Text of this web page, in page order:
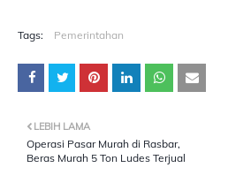
Tags: Pemerintahan
LEBIH LAMA
Operasi Pasar Murah di Rasbar,
Beras Murah 5 Ton Ludes Terjual